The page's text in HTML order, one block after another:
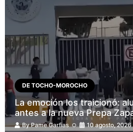
DE TOCHO-MOROCHO
La emoción los traicionó:
antes a la nueva Prepa
ByPame Garfias 10 agosto, 2026